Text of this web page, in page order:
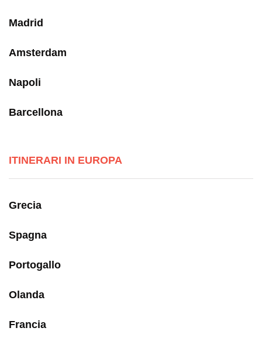
Madrid
Amsterdam
Napoli
Barcellona
ITINERARI IN EUROPA
Grecia
Spagna
Portogallo
Olanda
Francia